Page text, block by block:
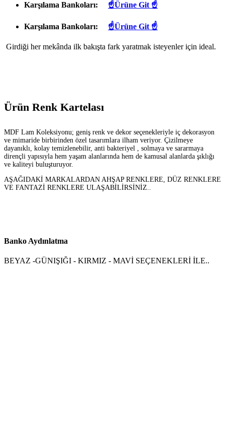
Karşılama Bankoları: ☝Ürüne Git ☝
Karşılama Bankoları: ☝Ürüne Git ☝
Girdiği her mekânda ilk bakışta fark yaratmak isteyenler için ideal.
Ürün Renk Kartelası
MDF Lam Koleksiyonu; geniş renk ve dekor seçenekleriyle iç dekorasyon
ve mimaride birbirinden özel tasarımlara ilham veriyor. Çizilmeye
dayanıklı, kolay temizlenebilir, anti bakteriyel , solmaya ve sararmaya
dirençli yapısıyla hem yaşam alanlarında hem de kamusal alanlarda şıklığı
ve kaliteyi buluşturuyor.
AŞAĞIDAKİ MARKALARDAN AHŞAP RENKLERE, DÜZ RENKLERE
VE FANTAZİ RENKLERE ULAŞABİLİRSİNİZ..
Banko Aydınlatma
BEYAZ -GÜNIŞIĞI - KIRMIZ - MAVİ SEÇENEKLERİ İLE..